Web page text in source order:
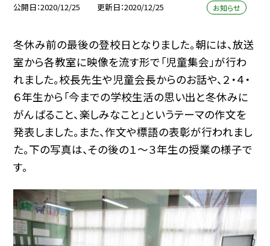
公開日 2020/12/25 更新日 2020/12/25 お知らせ
冬休み前の最後の登校日となりました。朝には、放送
室から各教室に映像を流す形で「児童集会」が行わ
れました。校長先生や児童会長からのお話や、２・４・
６年生から「今までの学校生活の思い出と冬休みに
がんばること、楽しみなこと」というテーマの作文を
発表しました。また、作文や標語の表彰が行われまし
た。下の写真は、その後の１〜３年生の授業の様子で
す。